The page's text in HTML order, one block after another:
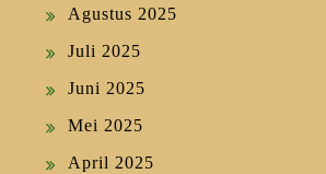
Agustus 2025
Juli 2025
Juni 2025
Mei 2025
April 2025